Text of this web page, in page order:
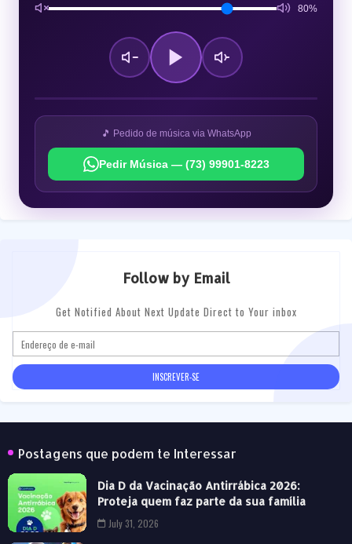
80%
🎵 Pedido de música via WhatsApp
Pedir Música — (73) 99901-8223
Follow by Email
Get Notified About Next Update Direct to Your inbox
Postagens que podem te Interessar
Dia D da Vacinação Antirrábica 2026:
Proteja quem faz parte da sua família
July 31, 2026